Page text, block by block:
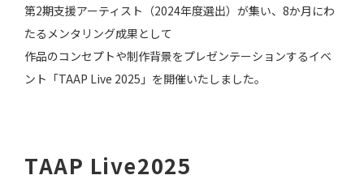
第2期支援アーティスト（2024年度選出）が集い、8か月にわ
たるメンタリング成果として
作品のコンセプトや制作背景をプレゼンテーションするイベ
ント「TAAP Live 2025」を開催いたしました。
TAAP Live2025